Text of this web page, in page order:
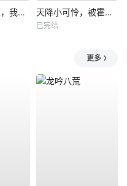
订婚夜遭背叛，我转身嫁顶级大佬 天降小可怜，被霍爷宠上天
已完结
更多